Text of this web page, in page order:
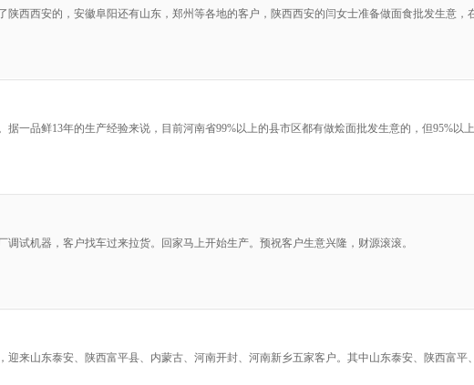
西西安的，安徽阜阳还有山东，郑州等各地的客户，陕西西安的闫女士准备做面食批发生意
一品鲜13年的生产经验来说，目前河南省99%以上的县市区都有做烩面批发生意的，但95%
试机器，客户找车过来拉货。回家马上开始生产。预祝客户生意兴隆，财源滚滚。
来山东泰安、陕西富平县、内蒙古、河南开封、河南新乡五家客户。其中山东泰安、陕西富